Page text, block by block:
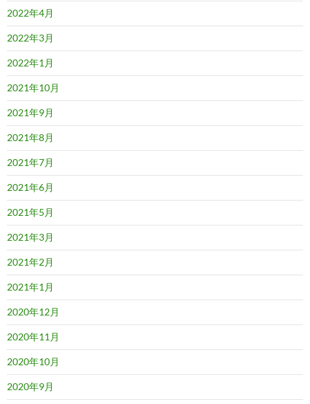
2022年4月
2022年3月
2022年1月
2021年10月
2021年9月
2021年8月
2021年7月
2021年6月
2021年5月
2021年3月
2021年2月
2021年1月
2020年12月
2020年11月
2020年10月
2020年9月